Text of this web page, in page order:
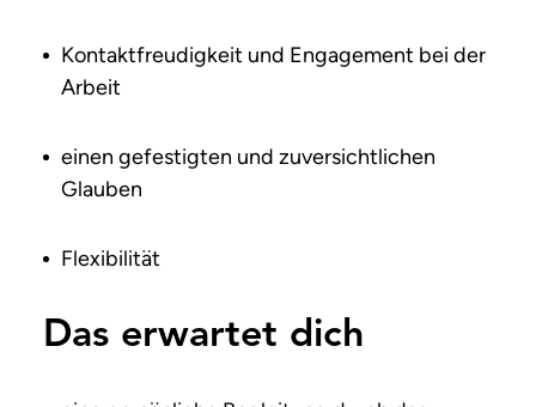
Kontaktfreudigkeit und Engagement bei der
Arbeit
einen gefestigten und zuversichtlichen
Glauben
Flexibilität
Das erwartet dich